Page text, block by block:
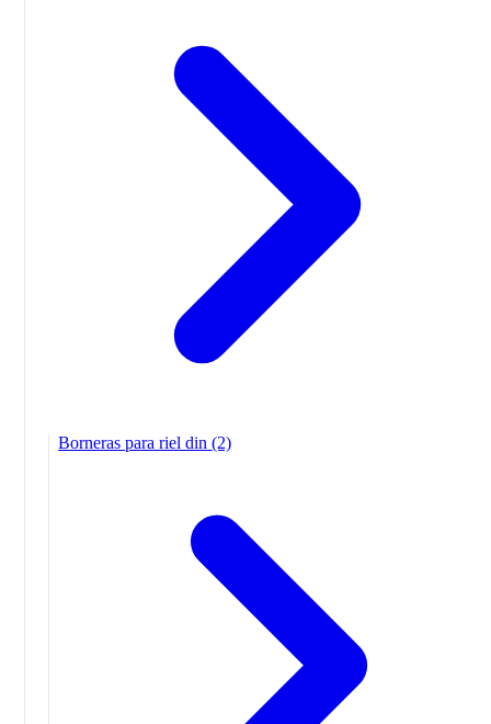
Borneras para riel din (2)